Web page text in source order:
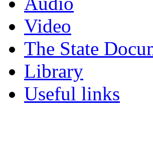
Video
The State
Library
Useful links